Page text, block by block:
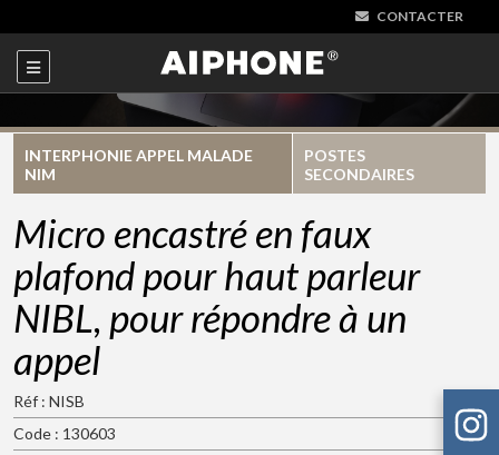
CONTACTER
INTERPHONIE APPEL MALADE
NIM
POSTES
SECONDAIRES
Micro encastré en faux
plafond pour haut parleur
NIBL, pour répondre à un
appel
Réf : NISB
Code : 130603